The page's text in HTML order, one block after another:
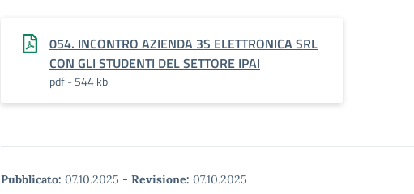
054. INCONTRO AZIENDA 3S ELETTRONICA SRL
CON GLI STUDENTI DEL SETTORE IPAI
pdf - 544 kb
Pubblicato: 07.10.2025 - Revisione: 07.10.2025